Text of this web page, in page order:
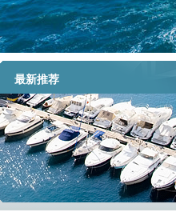
最新推荐